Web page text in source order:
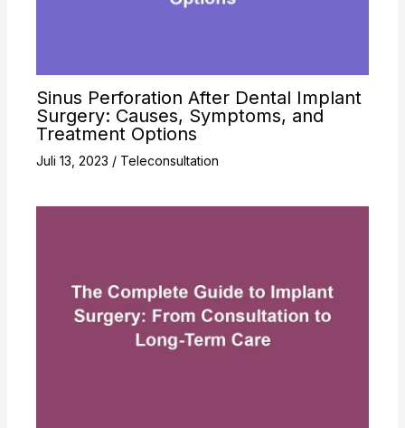
Sinus Perforation After Dental Implant
Surgery: Causes, Symptoms, and
Treatment Options
Juli 13, 2023 / Teleconsultation